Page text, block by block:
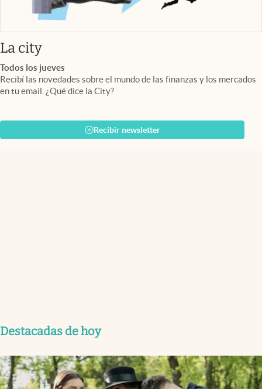
La cityabre en nueva pestaña
Todos los jueves
Recibí las novedades sobre el mundo de las finanzas y los mercados
en tu email. ¿Qué dice la City?
Recibir newsletter
Destacadas de hoy